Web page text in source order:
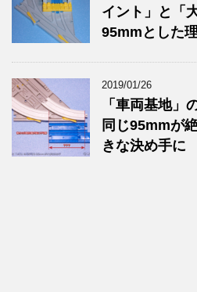
イント」と「
95mmとした
2019/01/26
「車両基地」
同じ95mmが
きな決め手に